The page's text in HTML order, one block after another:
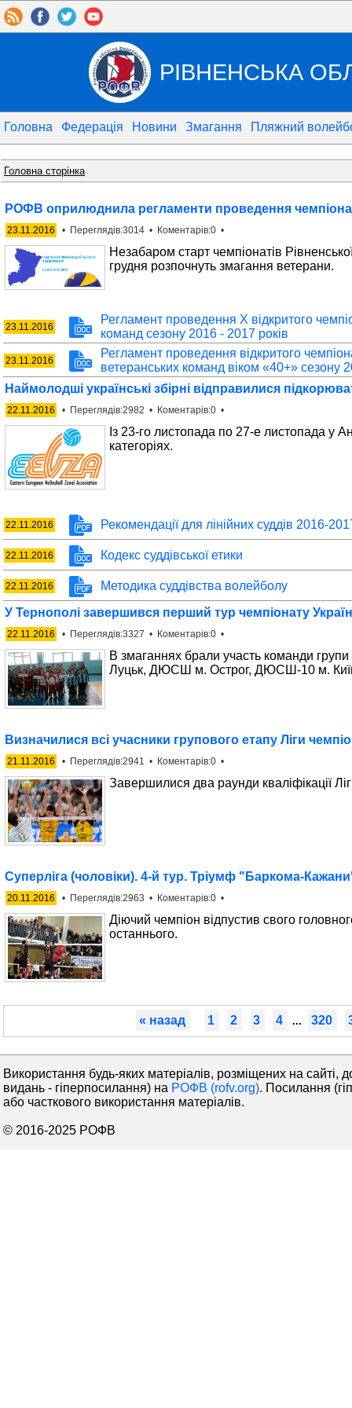
РІВНЕНСЬКА
Головна Федерація Новини Змагання Пляжний
Головна сторінка
РОФВ оприлюднила регламенти проведення
23.11.2016 • Переглядів:3014 • Коментарів:0 •
Незабаром старт чемпіонатів
грудня розпочнуть змагання ветерани.
23.11.2016
Регламент проведення Х відкритого
команд сезону 2016 - 2017 років
23.11.2016
Регламент проведення відкритого
ветеранських команд віком «40+» сезону
Наймолодші українські збірні відправилися
22.11.2016 • Переглядів:2982 • Коментарів:0 •
Із 23-го листопада по 27-е листопада у
категоріях.
22.11.2016 Рекомендації для лінійних суддів 2016-
22.11.2016 Кодекс суддівської етики
22.11.2016
Методика суддівства волейболу
У Тернополі завершився перший тур чемпіонату
22.11.2016 • Переглядів:3327 • Коментарів:0 •
В змаганнях брали участь команди
Луцьк, ДЮСШ м. Острог, ДЮСШ-10 м.
Визначилися всі учасники групового етапу Ліги
21.11.2016 • Переглядів:2941 • Коментарів:0 •
Завершилися два раунди кваліфікації
Суперліга (чоловіки). 4-й тур. Тріумф "Баркома-
20.11.2016 • Переглядів:2963 • Коментарів:0 •
Діючий чемпіон відпустив свого
останнього.
« назад 1 2 3 4 ... 320
Використання будь-яких матеріалів, розміщених на сайті,
видань - гіперпосилання) на РОФВ (rofv.org). Посилання
або часткового використання матеріалів.
© 2016-2025 РОФВ